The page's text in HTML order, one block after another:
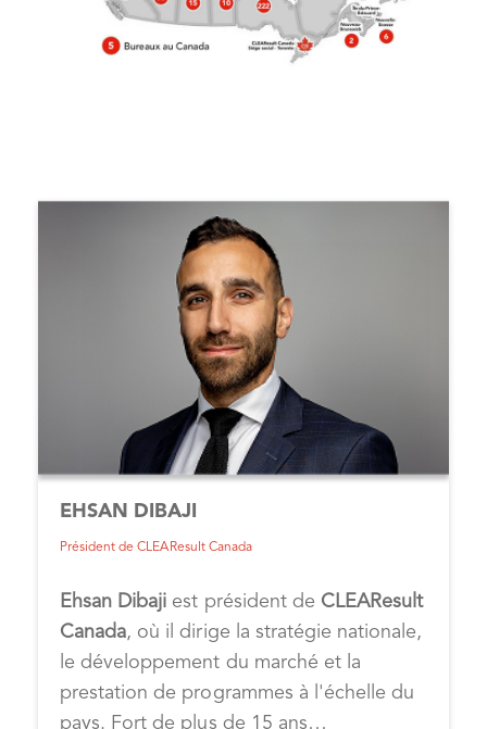
EHSAN DIBAJI
Président de CLEAResult Canada
Ehsan Dibaji est président de CLEAResult
Canada, où il dirige la stratégie nationale,
le développement du marché et la
prestation de programmes à l'échelle du
pays. Fort de plus de 15 ans